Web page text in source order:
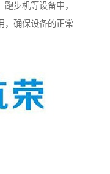
步机等设备中，
，确保设备的正常